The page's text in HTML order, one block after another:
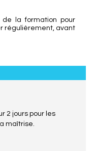
de la formation pour
régulièrement, avant
2 jours pour les
maîtrise.